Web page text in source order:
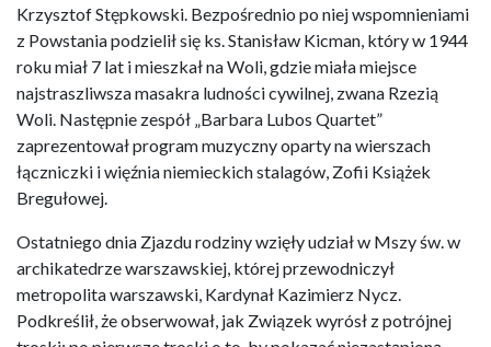
Krzysztof Stępkowski. Bezpośrednio po niej wspomnieniami
z Powstania podzielił się ks. Stanisław Kicman, który w 1944
roku miał 7 lat i mieszkał na Woli, gdzie miała miejsce
najstraszliwsza masakra ludności cywilnej, zwana Rzezią
Woli. Następnie zespół „Barbara Lubos Quartet”
zaprezentował program muzyczny oparty na wierszach
łączniczki i więźnia niemieckich stalagów, Zofii Książek
Bregułowej.
Ostatniego dnia Zjazdu rodziny wzięły udział w Mszy św. w
archikatedrze warszawskiej, której przewodniczył
metropolita warszawski, Kardynał Kazimierz Nycz.
Podkreślił, że obserwował, jak Związek wyrósł z potrójnej